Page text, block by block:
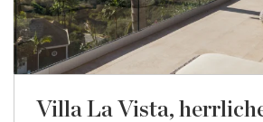
Villa La Vista,